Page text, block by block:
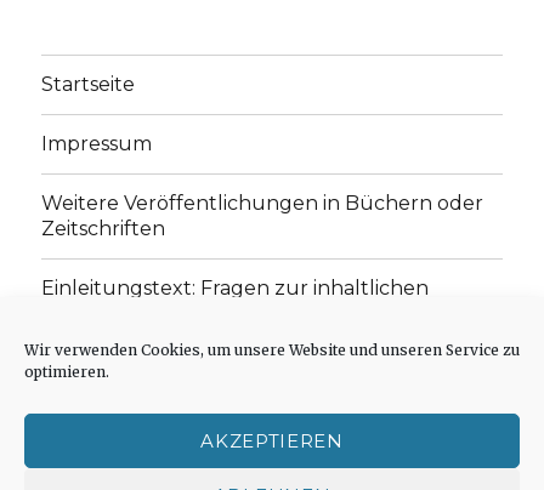
Wir verwenden Cookies, um unsere Website und unseren Service zu
optimieren.
AKZEPTIEREN
Startseite
Impressum
Weitere Veröffentlichungen in Büchern oder
Zeitschriften
Einleitungstext: Fragen zur inhaltlichen
„schwachen Glaubens“
Cookie-Richtlinie (EU)